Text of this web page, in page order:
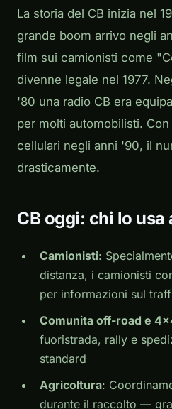
La storia del CB inizia nel
grande boom arrivo negli
film sui camionisti come
divenne legale nel 1977.
'80 una radio CB era
per molti automobilisti.
cellulari negli anni '90, il
drasticamente.
CB oggi: chi lo usa
Camionisti:
distanza, i camionisti
per informazioni sul
Comunita off-road e
fuoristrada, rally e
standard
Agricoltura:
durante il raccolto —